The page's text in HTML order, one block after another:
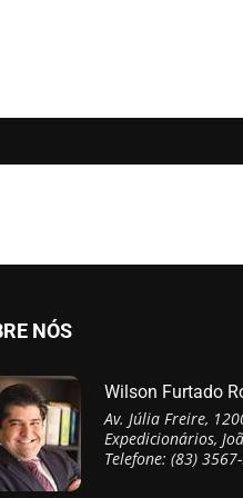
NÓS
Wilson Furtado
Av. Júlia Freire,
Expedicionários,
Telefone: (83)